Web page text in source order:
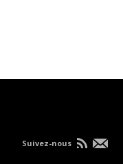
Suivez-nous